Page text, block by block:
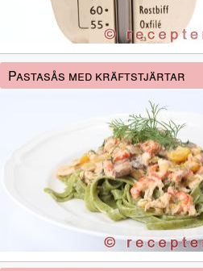
Pastasås med kräftstjärtar